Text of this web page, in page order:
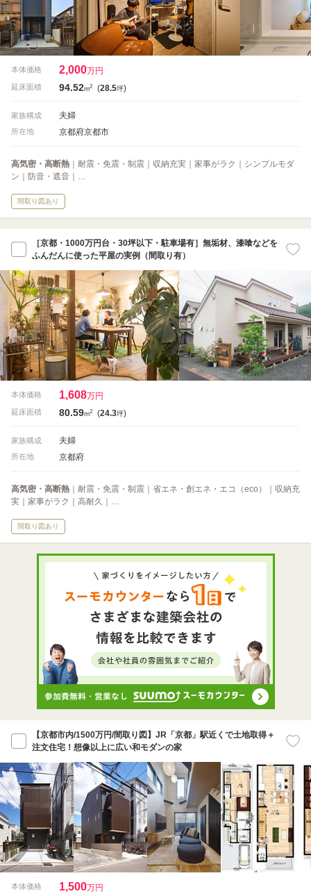
本体価格 2,000万円
延床面積 94.52m2 (28.5坪)
家族構成 夫婦
所在地 京都府京都市
高気密・高断熱 ｜耐震・免震・制震｜収納充実｜家事がラク｜シンプルモダ
ン｜防音・遮音｜…
間取り図あり
［京都・1000万円台・30坪以下・駐車場有］無垢材、漆喰などを
ふんだんに使った平屋の実例（間取り有）
本体価格 1,608万円
延床面積 80.59m2 (24.3坪)
家族構成 夫婦
所在地 京都府
高気密・高断熱 ｜耐震・免震・制震｜省エネ・創エネ・エコ（eco）｜収納充
実｜家事がラク｜高耐久｜…
間取り図あり
【京都市内/1500万円/間取り図】JR「京都」駅近くで土地取得＋
注文住宅！想像以上に広い和モダンの家
本体価格 1,500万円